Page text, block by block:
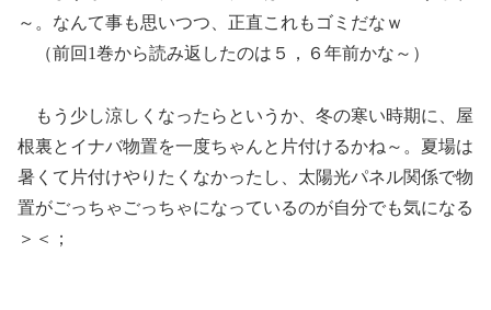
～。なんて事も思いつつ、正直これもゴミだなｗ
（前回1巻から読み返したのは５，６年前かな～）
もう少し涼しくなったらというか、冬の寒い時期に、屋
根裏とイナバ物置を一度ちゃんと片付けるかね～。夏場は
暑くて片付けやりたくなかったし、太陽光パネル関係で物
置がごっちゃごっちゃになっているのが自分でも気になる
＞＜；